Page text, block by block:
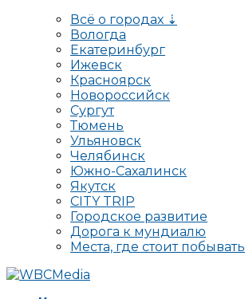
Всё о городах ⇣
Вологда
Екатеринбург
Ижевск
Красноярск
Новороссийск
Сургут
Тюмень
Ульяновск
Челябинск
Южно-Сахалинск
Якутск
CITY TRIP
Городское развитие
Дорога к мундиалю
Места, где стоит побывать